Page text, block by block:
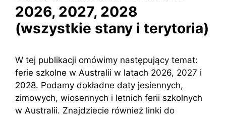
2026, 2027, 2028
(wszystkie stany i terytoria)
W tej publikacji omówimy następujący temat:
ferie szkolne w Australii w latach 2026, 2027 i
2028. Podamy dokładne daty jesiennych,
zimowych, wiosennych i letnich ferii szkolnych
w Australii. Znajdziecie również linki do